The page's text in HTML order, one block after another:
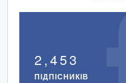
2,453
ПІДПІСНИКІВ